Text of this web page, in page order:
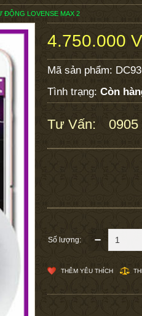
ĐỘNG LOVENSE MAX 2
4.750.000
Mã sản phẩm:
Tình trạng: Còn
Tư Vấn: 0905
Số lượng:
THÊM YÊU THÍCH